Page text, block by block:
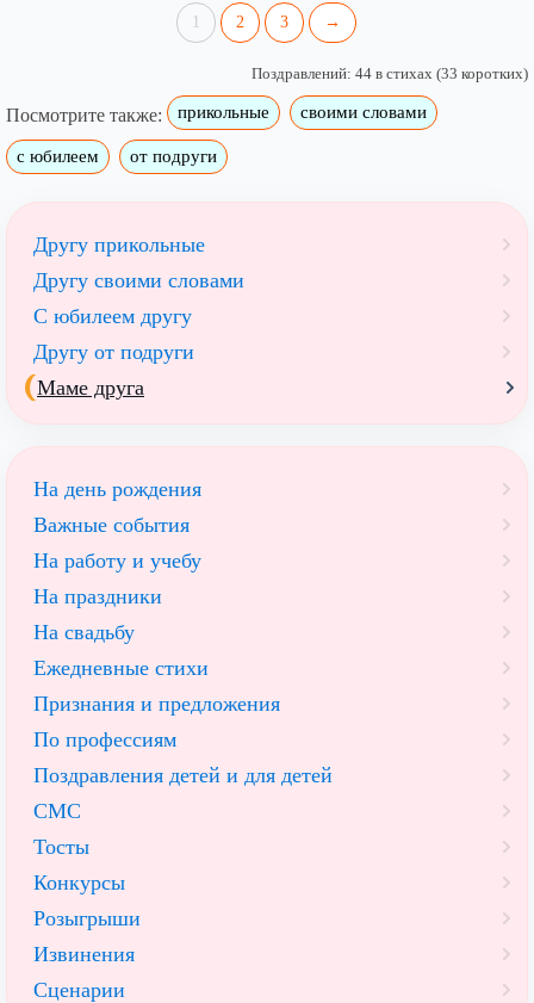
1 2 3 →
Поздравлений: 44 в стихах (33 коротких)
Посмотрите также: прикольные своими словами
с юбилеем от подруги
Другу прикольные
Другу своими словами
С юбилеем другу
Другу от подруги
Маме друга
На день рождения
Важные события
На работу и учебу
На праздники
На свадьбу
Ежедневные стихи
Признания и предложения
По профессиям
Поздравления детей и для детей
СМС
Тосты
Конкурсы
Розыгрыши
Извинения
Сценарии